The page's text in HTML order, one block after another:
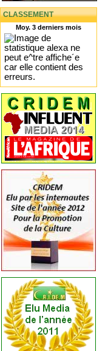
CLASSEMENT
Moy. 3 derniers mois